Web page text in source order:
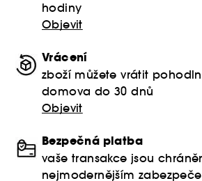
hodiny
Objevit
Vrácení
zboží můžete vrátit
domova do 30 dnů
Objevit
Bezpečná platba
vaše transakce jsou
nejmodernějším